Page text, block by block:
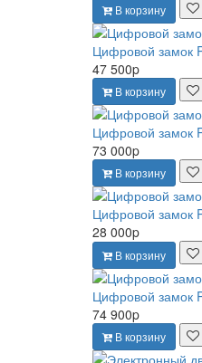
В корзину
Цифровой замок
47 500p
В корзину
Цифровой замок
73 000p
В корзину
Цифровой замок
28 000p
В корзину
Цифровой замок
74 900p
В корзину